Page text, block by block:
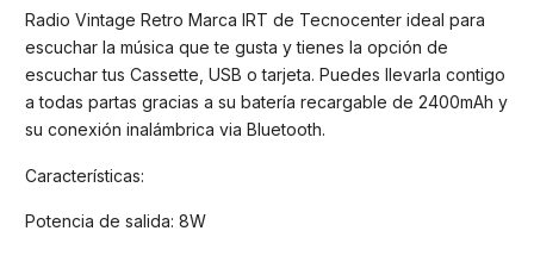
Radio Vintage Retro Marca IRT de Tecnocenter ideal para
escuchar la música que te gusta y tienes la opción de
escuchar tus Cassette, USB o tarjeta. Puedes llevarla contigo
a todas partas gracias a su batería recargable de 2400mAh y
su conexión inalámbrica via Bluetooth.
Características:
Potencia de salida: 8W